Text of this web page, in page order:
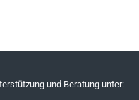
und Beratung unter: